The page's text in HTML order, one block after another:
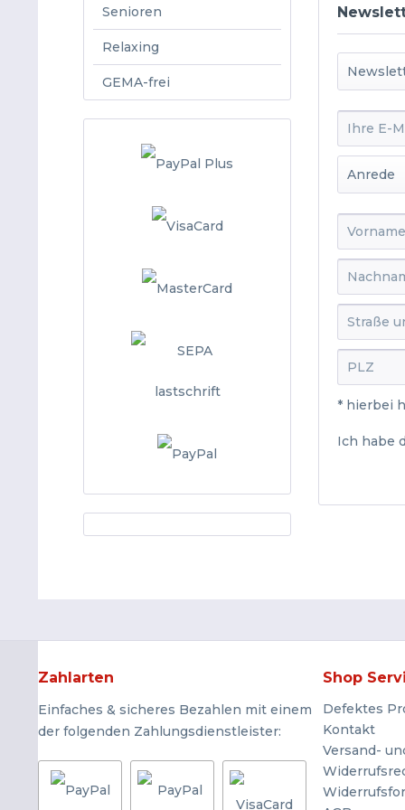
Senioren
Relaxing
GEMA-frei
* hierbei
Ich habe
Zahlarten
Einfaches & sicheres Bezahlen mit einem
der folgenden Zahlungsdienstleister:
Shop
Defektes
Kontakt
Versand-